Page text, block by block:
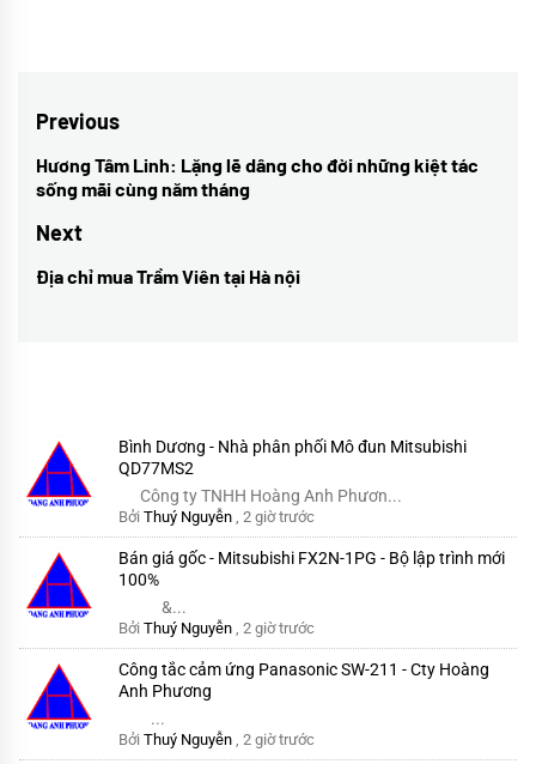
Điều
hướng
bài
viết
Previous
Previous
post:
Hương Tâm Linh: Lặng lẽ dâng cho đời những kiệt tác
sống mãi cùng năm tháng
Next
Next
Địa chỉ mua Trầm Viên tại Hà nội
Bình Dương - Nhà phân phối Mô đun Mitsubishi
QD77MS2
Công ty TNHH Hoàng Anh Phươn...
BởiThuý Nguyễn ,2 giờ trước
Bán giá gốc - Mitsubishi FX2N-1PG - Bộ lập trình mới
100%
&...
BởiThuý Nguyễn ,2 giờ trước
Công tắc cảm ứng Panasonic SW-211 - Cty Hoàng
Anh Phương
...
BởiThuý Nguyễn ,2 giờ trước